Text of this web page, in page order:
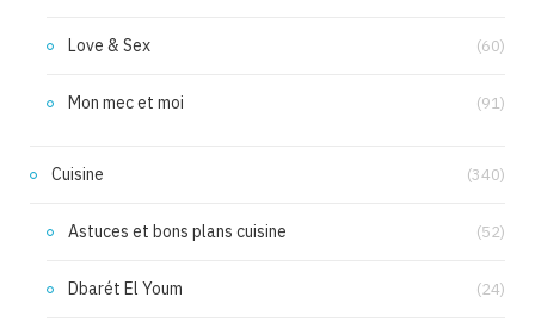
Love & Sex (60)
Mon mec et moi (91)
Cuisine (340)
Astuces et bons plans cuisine (52)
Dbarét El Youm (24)